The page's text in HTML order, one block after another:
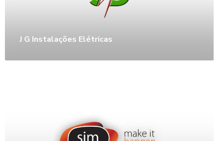
J G Instalações Elétricas